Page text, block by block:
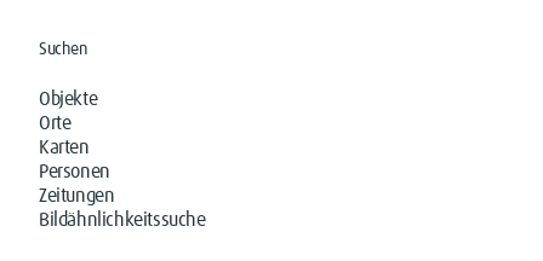
Suchen
Objekte
Orte
Karten
Personen
Zeitungen
Bildähnlichkeitssuche